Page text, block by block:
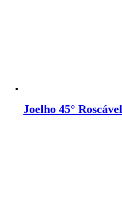
Joelho 45° Roscável